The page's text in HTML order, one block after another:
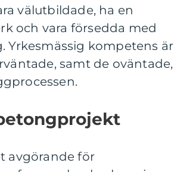
välutbildade, ha en
och vara försedda med
Yrkesmässig kompetens är
samt de oväntade,
avgörande för